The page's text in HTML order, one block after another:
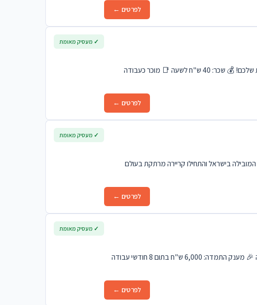
לפרטים ←
מחפשים עבודה דינמית, בסביבה צעירה ועם תנאים מעולים? זו ההזדמנות שלכם! 💰 שכר: 40 ש"ח לשעה 📑 מוכר כעבודה
לפרטים ←
✓ מעסיק מאומת
בישראל והתחילו קריירה מרתקת בעולם
לפרטים ←
✓ מעסיק מאומת
למלונות ישרוטל באילת דרושים/ות פקידי/ות קבלה 💰 שכר: 40 ש"ח לשעה 🎉 מענק התמדה: 6,000 ש"ח בתום 8 חודשי עבודה
לפרטים ←
✓ מעסיק מאומת